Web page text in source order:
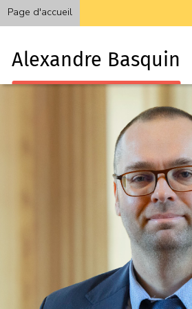
Page d'accueil
Alexandre Basquin